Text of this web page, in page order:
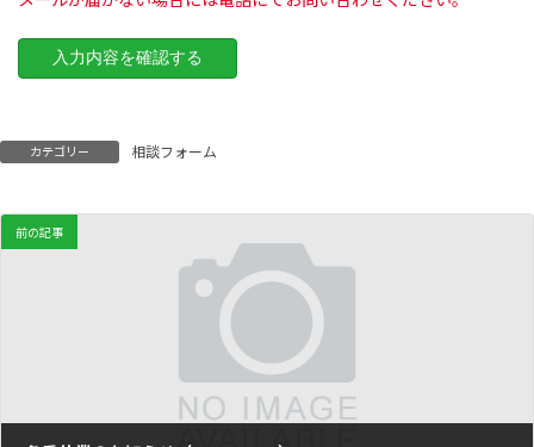
カテゴリー 相談フォーム
前の記事